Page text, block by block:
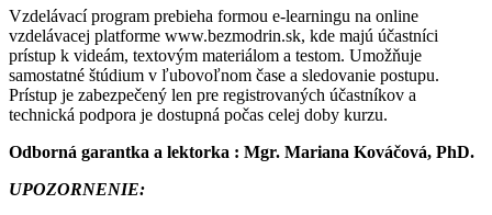
Vzdelávací program prebieha formou e-learningu na online
vzdelávacej platforme www.bezmodrin.sk, kde majú účastníci
prístup k videám, textovým materiálom a testom. Umožňuje
samostatné štúdium v ľubovoľnom čase a sledovanie postupu.
Prístup je zabezpečený len pre registrovaných účastníkov a
technická podpora je dostupná počas celej doby kurzu.
Odborná garantka a lektorka : Mgr. Mariana Kováčová, PhD.
UPOZORNENIE: